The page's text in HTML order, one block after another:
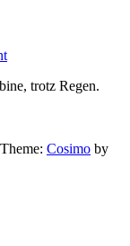
trotz Regen.
Cosimo by